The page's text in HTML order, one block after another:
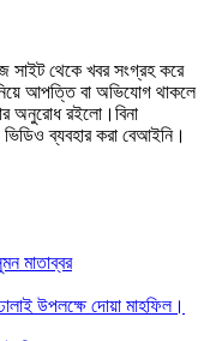
সাইট থেকে খবর সংগ্রহ করে
আপত্তি বা অভিযোগ থাকলে
অনুরোধ রইলো।বিনা
ব্যবহার করা বেআইনি।
মাতাব্বর
উপলক্ষে দোয়া মাহফিল।